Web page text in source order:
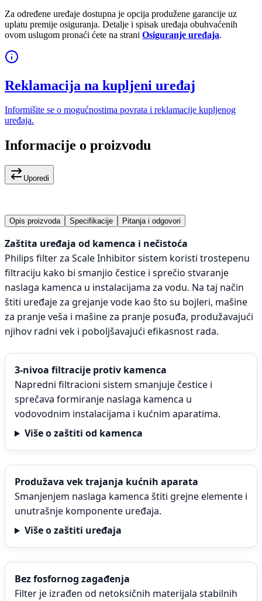
Za određene uređaje dostupna je opcija produžene garancije uz
uplatu premije osiguranja. Detalje i spisak uređaja obuhvaćenih
ovom uslugom pronaći ćete na strani Osiguranje uređaja.
Reklamacija na kupljeni uređaj
Informišite se o mogućnostima povrata i reklamacije kupljenog
uređaja.
Informacije o proizvodu
Uporedi
Opis proizvoda Specifikacije Pitanja i odgovori
Zaštita uređaja od kamenca i nečistoća
Philips filter za Scale Inhibitor sistem koristi trostepenu
filtraciju kako bi smanjio čestice i sprečio stvaranje
naslaga kamenca u instalacijama za vodu. Na taj način
štiti uređaje za grejanje vode kao što su bojleri, mašine
za pranje veša i mašine za pranje posuđa, produžavajući
njihov radni vek i poboljšavajući efikasnost rada.
3-nivoa filtracije protiv kamenca
Napredni filtracioni sistem smanjuje čestice i
sprečava formiranje naslaga kamenca u
vodovodnim instalacijama i kućnim aparatima.
Više o zaštiti od kamenca
Produžava vek trajanja kućnih aparata
Smanjenjem naslaga kamenca štiti grejne elemente i
unutrašnje komponente uređaja.
Više o zaštiti uređaja
Bez fosfornog zagađenja
Filter je izrađen od netoksičnih materijala stabilnih